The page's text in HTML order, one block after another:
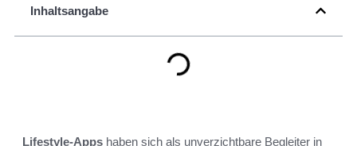
Inhaltsangabe
Lifestyle-Apps haben sich als unverzichtbare Begleiter in